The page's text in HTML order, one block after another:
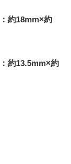
約18mm×約
約13.5mm×約